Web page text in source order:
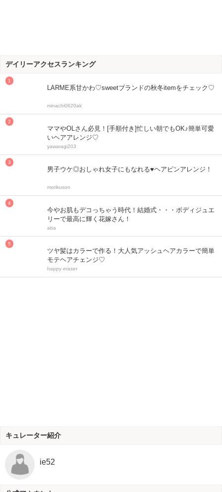
デイリーアクセスランキング
LARME系甘かわ♡sweetブランドの秋冬itemをチェック♡
minachi0620ak
ママやOLさん必見！[手順付き]忙しい朝でもOK♪簡単可愛
いヘアアレンジ♡
yawaragi203
男子ウケ◎おしゃれ女子にもなれる♥ヘアピンアレンジ！
morikuson
今やお肌もデコっちゃう時代！結婚式・・・ボディジュエ
リーで最高に輝く花嫁さん！
aba
ツヤ髪はカラーで作る！大人気アッシュヘアカラーで簡単
モテヘアチェンジ♡
happy eraser
キュレーター紹介
ie52